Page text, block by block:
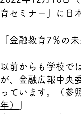
育セミナー」に日
「金融教育7％の
以前からも学校で
が、金融広報中央
っています。（参
年）